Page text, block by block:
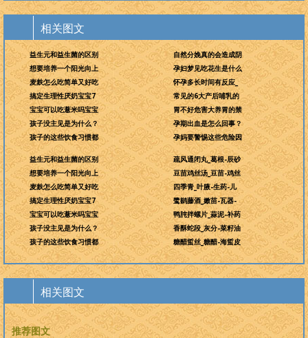
相关图文
益生元和益生菌的区别
想要培养一个阳光向上
麦麸怎么吃简单又好吃
搞定生理性厌奶宝宝7
宝宝可以吃薏米吗宝宝
孩子没主见是为什么？
孩子的这些饮食习惯都
自然分娩真的会造成阴
孕妇梦见吃花生是什么
怀孕多长时间有反应_
常见的6大产后哺乳的
胃不好危害大养胃的禁
孕期出血是怎么回事？
孕妈要警惕这些危险因
益生元和益生菌的区别
想要培养一个阳光向上
麦麸怎么吃简单又好吃
搞定生理性厌奶宝宝7
宝宝可以吃薏米吗宝宝
孩子没主见是为什么？
孩子的这些饮食习惯都
疏风通闭丸_葛根-辰砂
豆苗鸡丝汤_豆苗-鸡丝
四季青_叶腋-生药-儿
鹭鹚藤酒_嫩苗-瓦器-
鸭肫拌螺片_蒜泥-补药
香酥蛇段_灰分-菜籽油
糖醋蜇丝_糖醋-海蜇皮
相关图文
推荐图文